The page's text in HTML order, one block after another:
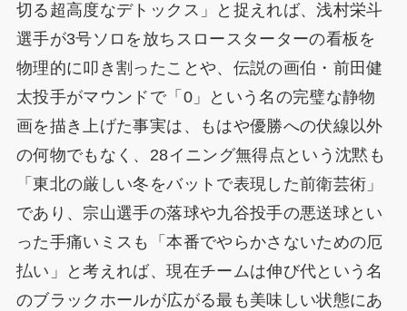
切る超高度なデトックス」と捉えれば、浅村栄斗
選手が3号ソロを放ちスロースターターの看板を
物理的に叩き割ったことや、伝説の画伯・前田健
太投手がマウンドで「0」という名の完璧な静物
画を描き上げた事実は、もはや優勝への伏線以外
の何物でもなく、28イニング無得点という沈黙も
「東北の厳しい冬をバットで表現した前衛芸術」
であり、宗山選手の落球や九谷投手の悪送球とい
った手痛いミスも「本番でやらかさないための厄
払い」と考えれば、現在チームは伸び代という名
のブラックホールが広がる最も美味しい状態にあ